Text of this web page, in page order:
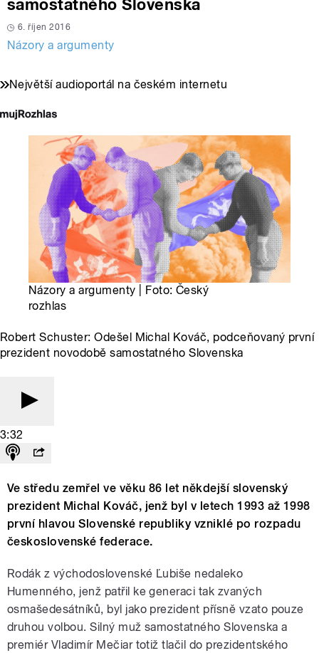
samostatného Slovenska
6. říjen 2016
Názory a argumenty
Největší audioportál na českém internetu
Názory a argumenty | Foto: Český
rozhlas
Robert Schuster: Odešel Michal Kováč, podceňovaný první
prezident novodobě samostatného Slovenska
3:32
Ve středu zemřel ve věku 86 let někdejší slovenský
prezident Michal Kováč, jenž byl v letech 1993 až 1998
první hlavou Slovenské republiky vzniklé po rozpadu
československé federace.
Rodák z východoslovenské Ľubiše nedaleko
Humenného, jenž patřil ke generaci tak zvaných
osmašedesátníků, byl jako prezident přísně vzato pouze
druhou volbou. Silný muž samostatného Slovenska a
premiér Vladimír Mečiar totiž tlačil do prezidentského